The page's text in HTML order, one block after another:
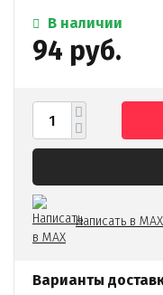
В наличии
94 руб.
Написать в MAX
Варианты